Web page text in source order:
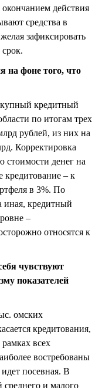
действия
средства в
зафиксировать
на фоне того, что
кредитный
по итогам трех
рублей, из них на
Корректировка
стоимости денег на
кредитование – к
в 3%. По
иная, кредитный
–
относятся к
чувствуют
показателей
омских
кредитования,
всех
востребованы
посевная. В
и малого